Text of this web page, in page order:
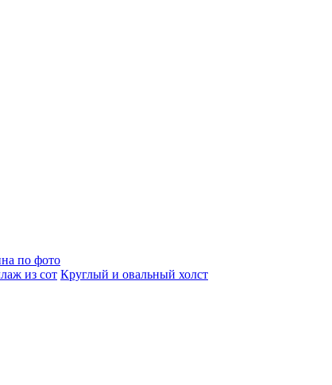
по фото
из сот Круглый и овальный холст